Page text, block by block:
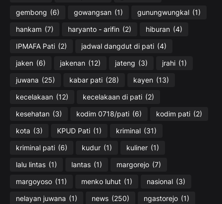
gembong (6) gowangsan (1) gunungwungkal (1)
hankam (7) haryanto - arifin (2) hiburan (4)
IPMAFA Pati (2) jadwal dangdut di pati (4)
jaken (6) jakenan (12) jateng (3) jrahi (1)
juwana (25) kabar pati (28) kayen (13)
kecelakaan (12) kecelakaan di pati (2)
kesehatan (3) kodim 0718/pati (6) kodim pati (2)
kota (3) KPUD Pati (1) kriminal (31)
kriminal pati (6) kudur (1) kuliner (1)
lalu lintas (1) lantas (1) margorejo (7)
margoyoso (11) menko luhut (1) nasional (3)
nelayan juwana (1) news (250) ngastorejo (1)